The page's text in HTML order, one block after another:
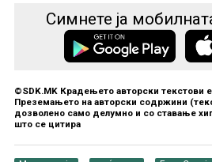
Симнете ја
©SDK.MK Крадењето авторски текстови
Преземањето на авторски содржини
дозволено само делумно и со ставање
што се цитира